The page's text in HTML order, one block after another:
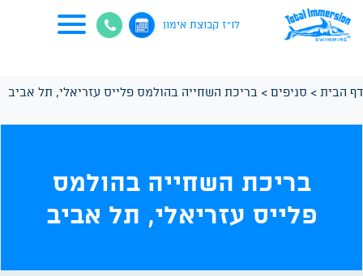
לו"ז קבוצת אימון
דף הבית > סניפים > בריכת השחייה בהולמס פלייס עזריאלי, תל אביב
בריכת השחייה בהולמס
פלייס עזריאלי, תל אביב